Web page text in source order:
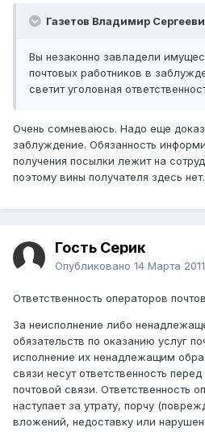
Газетов Владимир
Вы незаконно завладели
почтовых работников в
светит уголовная
Очень сомневаюсь. Надо еще
заблуждение. Обязанность
получения посылки лежит на
поэтому вины получателя здесь нет.
Гость Серик
Опубликовано 14 Марта 2011
Ответственность операторов
За неисполнение либо
обязательств по оказанию услуг
исполнение их ненадлежащим
связи несут ответственность
почтовой связи. Ответственность
наступает за утрату, порчу
вложений, недоставку или